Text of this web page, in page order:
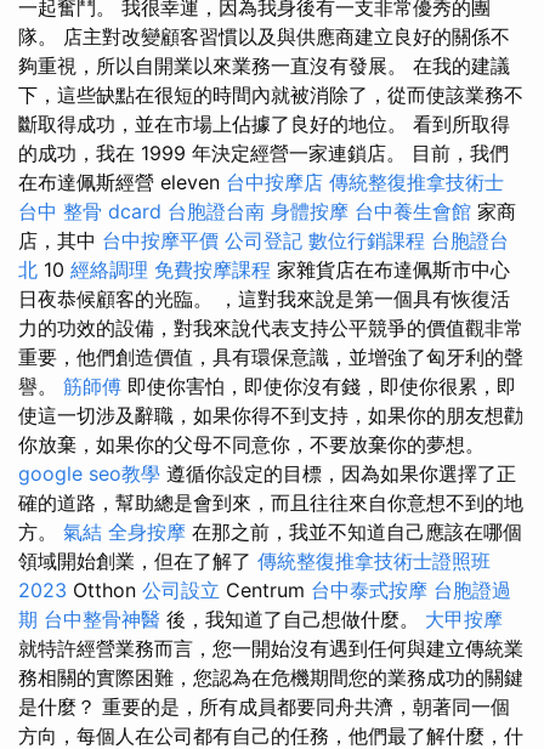
一起奮鬥。 我很幸運，因為我身後有一支非常優秀的團
隊。 店主對改變顧客習慣以及與供應商建立良好的關係不
夠重視，所以自開業以來業務一直沒有發展。 在我的建議
下，這些缺點在很短的時間內就被消除了，從而使該業務不
斷取得成功，並在市場上佔據了良好的地位。 看到所取得
的成功，我在 1999 年決定經營一家連鎖店。 目前，我們
在布達佩斯經營 eleven 台中按摩店 傳統整復推拿技術士
台中 整骨 dcard 台胞證台南 身體按摩 台中養生會館 家商
店，其中 台中按摩平價 公司登記 數位行銷課程 台胞證台
北 10 經絡調理 免費按摩課程 家雜貨店在布達佩斯市中心
日夜恭候顧客的光臨。 ，這對我來說是第一個具有恢復活
力的功效的設備，對我來說代表支持公平競爭的價值觀非常
重要，他們創造價值，具有環保意識，並增強了匈牙利的聲
譽。 筋師傅 即使你害怕，即使你沒有錢，即使你很累，即
使這一切涉及辭職，如果你得不到支持，如果你的朋友想勸
你放棄，如果你的父母不同意你，不要放棄你的夢想。
google seo教學 遵循你設定的目標，因為如果你選擇了正
確的道路，幫助總是會到來，而且往往來自你意想不到的地
方。 氣結 全身按摩 在那之前，我並不知道自己應該在哪個
領域開始創業，但在了解了 傳統整復推拿技術士證照班
2023 Otthon 公司設立 Centrum 台中泰式按摩 台胞證過
期 台中整骨神醫 後，我知道了自己想做什麼。 大甲按摩
就特許經營業務而言，您一開始沒有遇到任何與建立傳統業
務相關的實際困難，您認為在危機期間您的業務成功的關鍵
是什麼？ 重要的是，所有成員都要同舟共濟，朝著同一個
方向，每個人在公司都有自己的任務，他們最了解什麼，什